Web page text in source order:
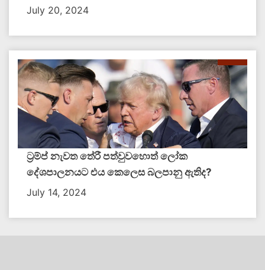
July 20, 2024
ට්‍රම්ප් නැවත තේරී පත්වුවහොත් ලෝක
දේශපාලනයට එය කෙලෙස බලපානු ඇතිද​?
July 14, 2024